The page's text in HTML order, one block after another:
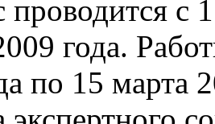
проводится с
года.
по 15 марта